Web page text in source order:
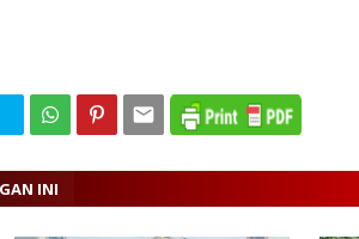
INI